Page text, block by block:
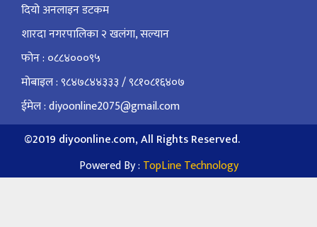
दियो अनलाइन डटकम
शारदा नगरपालिका २ खलंगा, सल्यान
फोन : ०८८४०००९५
मोबाइल : ९८४७८४४३३३ / ९८१०८१६४०७
ईमेल : diyoonline2075@gmail.com
©2019 diyoonline.com, All Rights Reserved.
Powered By : TopLine Technology